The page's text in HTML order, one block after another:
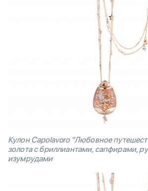
Кулон Capolavoro "Любовное
золота с бриллиантами, сапфирами,
изумрудами